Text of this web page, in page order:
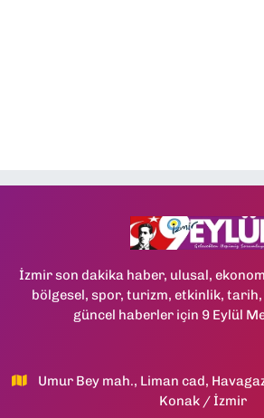
İzmir son dakika haber, ulusal,
bölgesel, spor, turizm, etkinlik,
güncel haberler için 9 Eylül
Umur Bey mah., Liman cad,
Konak / İzmir